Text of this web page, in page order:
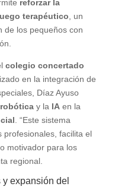
reforzar la
terapéutico , un
de los pequeños con
colegio concertado
en la integración de
Díaz Ayuso
robóticay la IAen la
. “Este sistema
profesionales, facilita el
motivador para los
regional.
expansión del